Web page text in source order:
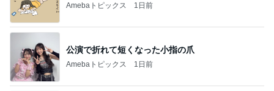
Amebaトピックス 1日前
公演で折れて短くなった小指の爪
Amebaトピックス 1日前